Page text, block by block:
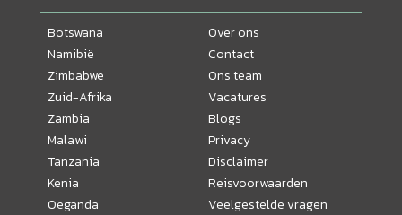
Botswana
Namibië
Zimbabwe
Zuid-Afrika
Zambia
Malawi
Tanzania
Kenia
Oeganda
Over ons
Contact
Ons team
Vacatures
Blogs
Privacy
Disclaimer
Reisvoorwaarden
Veelgestelde vragen